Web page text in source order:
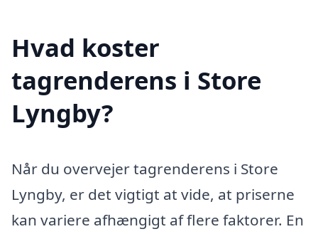
Hvad koster
tagrenderens i Store
Lyngby?
Når du overvejer tagrenderens i Store
Lyngby, er det vigtigt at vide, at priserne
kan variere afhængigt af flere faktorer. En